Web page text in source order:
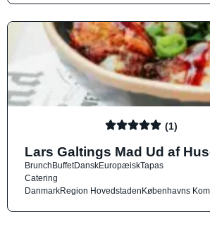
(1)
Lars Galtings Mad Ud af
BrunchBuffetDanskEuropæiskTapas
Catering
DanmarkRegion HovedstadenKøbenhavns